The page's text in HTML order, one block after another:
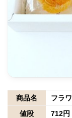
商品名
フラ
値段
712円